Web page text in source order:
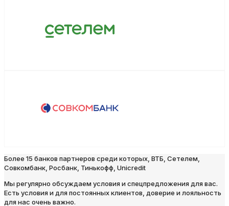
Более 15 банков партнеров среди которых, ВТБ, Сетелем,
Совкомбанк, Росбанк, Тинькофф, Unicredit
Мы регулярно обсуждаем условия и спецпредложения для вас.
Есть условия и для постоянных клиентов, доверие и лояльность
для нас очень важно.